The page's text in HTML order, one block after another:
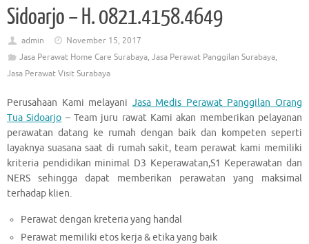
Sidoarjo – H. 0821.4158.4649
admin
November 15, 2017
Jasa Perawat Home Care Surabaya, Jasa Perawat Panggilan Surabaya,
Jasa Perawat Visit Surabaya
Perusahaan Kami melayani Jasa Medis Perawat Panggilan Orang
Tua Sidoarjo – Team juru rawat Kami akan memberikan pelayanan
perawatan datang ke rumah dengan baik dan kompeten seperti
layaknya suasana saat di rumah sakit, team perawat kami memiliki
kriteria pendidikan minimal D3 Keperawatan,S1 Keperawatan dan
NERS sehingga dapat memberikan perawatan yang maksimal
terhadap klien.
Perawat dengan kreteria yang handal
Perawat memiliki etos kerja & etika yang baik